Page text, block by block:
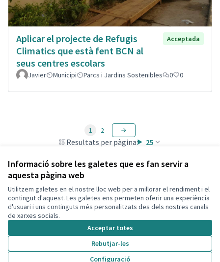
Informació sobre les galetes que es fan servir a
aquesta pàgina web
Utilitzem galetes en el nostre lloc web per a millorar el rendiment i el
contingut d'aquest. Les galetes ens permeten oferir una experiència
d'usuari i uns continguts més personalitzats des dels nostres canals
de xarxes socials.
Acceptar totes
Rebutjar-les
Configuració
Aplicar el projecte de Refugis
Climatics que està fent BCN al
seus centres escolars
Acceptada
Javier Municipi Parcs i Jardins Sostenibles 0 0
Resultats per pàgina: 25
1 2
Termes i condicions d'ús
Configuració de les galetes
Decidim Calafell a X
(Enllaç extern)
Decidim Calafell a Facebook
Decidim Calafell a YouTube
Decidim Calafell a GitHub
(Enllaç extern)
Amb
(Enllaç